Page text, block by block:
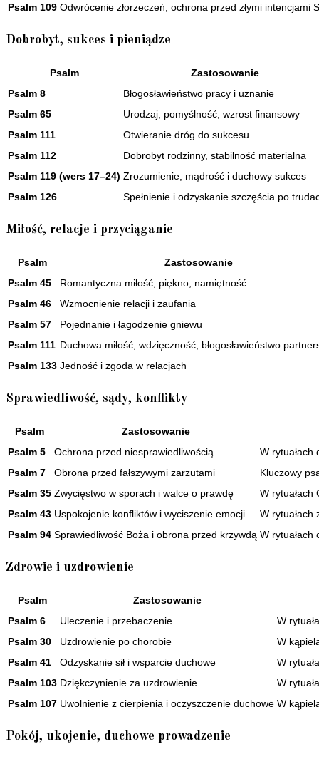
Psalm 109 Odwrócenie złorzeczeń, ochrona przed złymi intencjami
Dobrobyt, sukces i pieniądze
Psalm
Zastosowanie
Psalm 8
Błogosławieństwo pracy i uznanie
Psalm 65
Urodzaj, pomyślność, wzrost finansowy
Psalm 111
Otwieranie dróg do sukcesu
Psalm 112
Dobrobyt rodzinny, stabilność materialna
Psalm 119 (wers 17–24) Zrozumienie, mądrość i duchowy sukces
Psalm 126
Spełnienie i odzyskanie szczęścia po
Miłość, relacje i przyciąganie
Psalm
Zastosowanie
Psalm 45
Romantyczna miłość, piękno, namiętność
Psalm 46
Wzmocnienie relacji i zaufania
Psalm 57
Pojednanie i łagodzenie gniewu
Psalm 111 Duchowa miłość, wdzięczność, błogosławieństwo
Psalm 133 Jedność i zgoda w relacjach
Sprawiedliwość, sądy, konflikty
Psalm
Zastosowanie
Psalm 5
Ochrona przed niesprawiedliwością
W rytuałach
Psalm 7
Obrona przed fałszywymi zarzutami
Kluczowy
Psalm 35 Zwycięstwo w sporach i walce o prawdę
W rytuałach
Psalm 43 Uspokojenie konfliktów i wyciszenie emocji
W rytuałach
Psalm 94 Sprawiedliwość Boża i obrona przed krzywdą W rytuałach
Zdrowie i uzdrowienie
Psalm
Zastosowanie
Psalm 6
Uleczenie i przebaczenie
W
Psalm 30
Uzdrowienie po chorobie
W
Psalm 41
Odzyskanie sił i wsparcie duchowe
W
Psalm 103 Dziękczynienie za uzdrowienie
W
Psalm 107 Uwolnienie z cierpienia i oczyszczenie duchowe W
Pokój, ukojenie, duchowe prowadzenie